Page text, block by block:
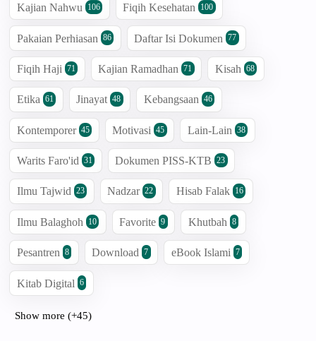
Kajian Nahwu 106 Fiqih Kesehatan 100
Pakaian Perhiasan 86 Daftar Isi Dokumen 77
Fiqih Haji 71 Kajian Ramadhan 71 Kisah 68
Etika 61 Jinayat 48 Kebangsaan 46
Kontemporer 45 Motivasi 45 Lain-Lain 38
Warits Faro'id 31 Dokumen PISS-KTB 23
Ilmu Tajwid 23 Nadzar 22 Hisab Falak 16
Ilmu Balaghoh 10 Favorite 9 Khutbah 8
Pesantren 8 Download 7 eBook Islami 7
Kitab Digital 6
Show more (+45)